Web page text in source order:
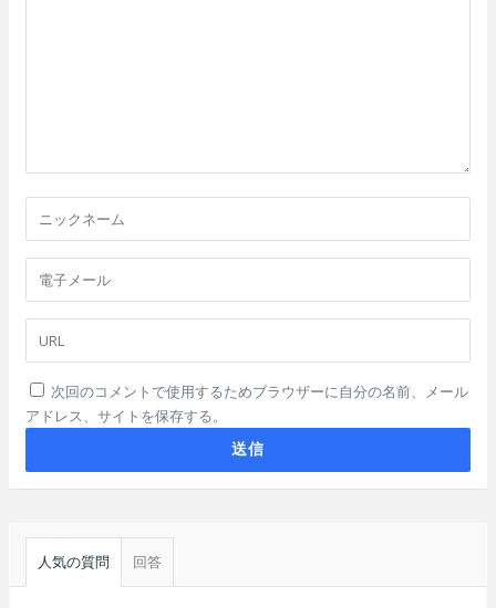
次回のコメントで使用するためブラウザーに自分の名前、メール
アドレス、サイトを保存する。
サ
ド
人気の質問 回答